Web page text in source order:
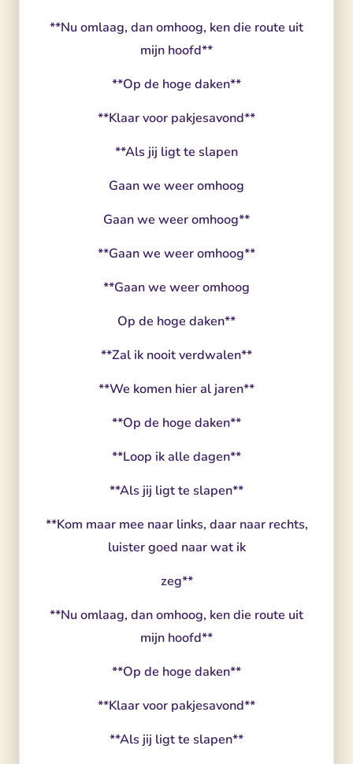
**Nu omlaag, dan omhoog, ken die route uit
mijn hoofd**
**Op de hoge daken**
**Klaar voor pakjesavond**
**Als jij ligt te slapen
Gaan we weer omhoog
Gaan we weer omhoog**
**Gaan we weer omhoog**
**Gaan we weer omhoog
Op de hoge daken**
**Zal ik nooit verdwalen**
**We komen hier al jaren**
**Op de hoge daken**
**Loop ik alle dagen**
**Als jij ligt te slapen**
**Kom maar mee naar links, daar naar rechts,
luister goed naar wat ik
zeg**
**Nu omlaag, dan omhoog, ken die route uit
mijn hoofd**
**Op de hoge daken**
**Klaar voor pakjesavond**
**Als jij ligt te slapen**